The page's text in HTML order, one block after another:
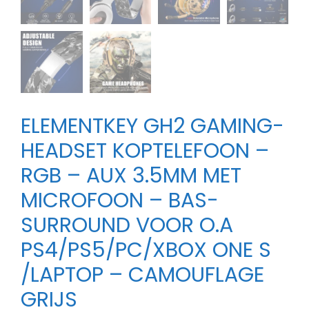
ELEMENTKEY GH2 GAMING-
HEADSET KOPTELEFOON –
RGB – AUX 3.5MM MET
MICROFOON – BAS-
SURROUND VOOR O.A
PS4/PS5/PC/XBOX ONE S
/LAPTOP – CAMOUFLAGE
GRIJS